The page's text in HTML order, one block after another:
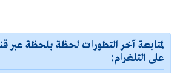
لمتابعة آخر التطورات لحظة بلحظة عبر
على التلغرام: